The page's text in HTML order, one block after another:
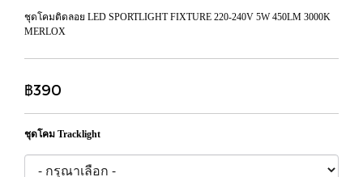
ชุดโคมติดลอย LED SPORTLIGHT FIXTURE 220-240V 5W 450LM 3000K
MERLOX
฿390
ชุดโคม Tracklight